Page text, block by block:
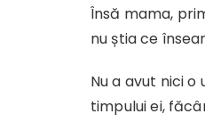
Însă mama,
nu știa ce
Nu a avut nici
timpului ei,